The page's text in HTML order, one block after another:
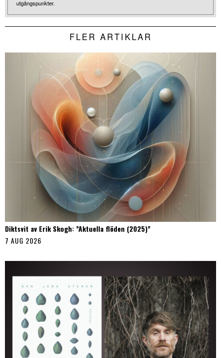
utgångspunkter.
FLER ARTIKLAR
Diktsvit av Erik Skogh: ”Aktuella flöden (2025)”
7 AUG 2026